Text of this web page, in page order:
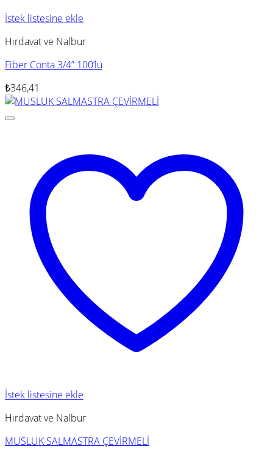
İstek listesine ekle
Hırdavat ve Nalbur
Fiber Conta 3/4” 100’lü
₺346,41
İstek listesine ekle
Hırdavat ve Nalbur
MUSLUK SALMASTRA ÇEVİRMELİ